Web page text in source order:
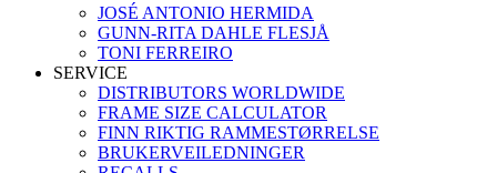
JOSÉ ANTONIO HERMIDA
GUNN-RITA DAHLE FLESJÅ
TONI FERREIRO
SERVICE
DISTRIBUTORS WORLDWIDE
FRAME SIZE CALCULATOR
FINN RIKTIG RAMMESTØRRELSE
BRUKERVEILEDNINGER